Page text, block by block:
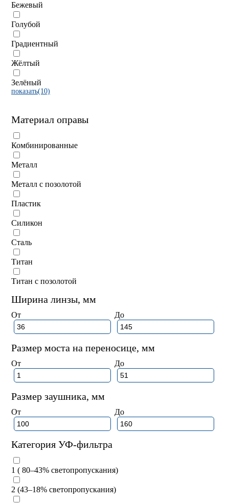
Бежевый
Голубой
Градиентный
Жёлтый
Зелёный
показать(10)
Материал оправы
Комбинированные
Металл
Металл с позолотой
Пластик
Силикон
Сталь
Титан
Титан с позолотой
Ширина линзы, мм
От До
Размер моста на переносице, мм
От До
Размер заушника, мм
От До
Категория УФ-фильтра
1 ( 80–43% светопропускания)
2 (43–18% светопропускания)